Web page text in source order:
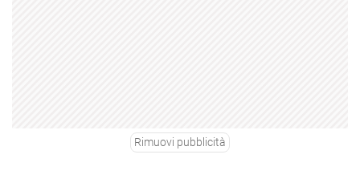
Rimuovi pubblicità